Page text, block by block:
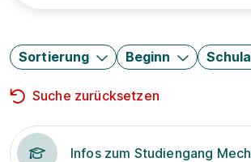
Sortierung Beginn
Suche zurücksetzen
Infos zum Studiengang